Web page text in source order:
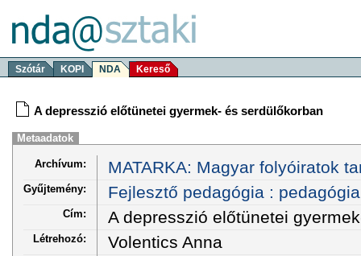
Szótár KOPI NDA Kereső
A depresszió előtünetei gyermek- és serdülőkorban
Metaadatok
Archívum: MATARKA: Magyar folyóiratok
Gyűjtemény: Fejlesztő pedagógia :
Cím: A depresszió előtünetei
Létrehozó: Volentics Anna